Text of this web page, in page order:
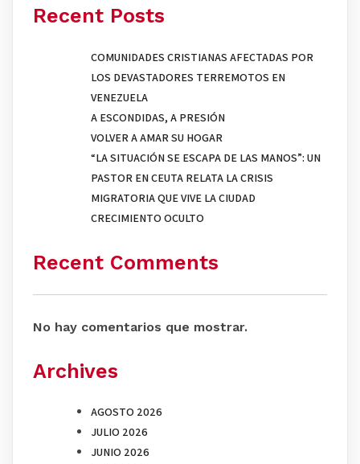
Recent Posts
COMUNIDADES CRISTIANAS AFECTADAS POR
LOS DEVASTADORES TERREMOTOS EN
VENEZUELA
A ESCONDIDAS, A PRESIÓN
VOLVER A AMAR SU HOGAR
“LA SITUACIÓN SE ESCAPA DE LAS MANOS”: UN
PASTOR EN CEUTA RELATA LA CRISIS
MIGRATORIA QUE VIVE LA CIUDAD
CRECIMIENTO OCULTO
Recent Comments
No hay comentarios que mostrar.
Archives
AGOSTO 2026
JULIO 2026
JUNIO 2026